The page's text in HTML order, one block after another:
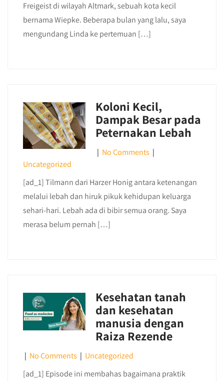
Freigeist di wilayah Altmark, sebuah kota kecil
bernama Wiepke. Beberapa bulan yang lalu, saya
mengundang Linda ke pertemuan […]
Koloni Kecil,
Dampak Besar pada
Peternakan Lebah
| No Comments |
Uncategorized
[ad_1] Tilmann dari Harzer Honig antara ketenangan
melalui lebah dan hiruk pikuk kehidupan keluarga
sehari-hari. Lebah ada di bibir semua orang. Saya
merasa belum pernah […]
Kesehatan tanah
dan kesehatan
manusia dengan
Raiza Rezende
| No Comments | Uncategorized
[ad_1] Episode ini membahas bagaimana praktik